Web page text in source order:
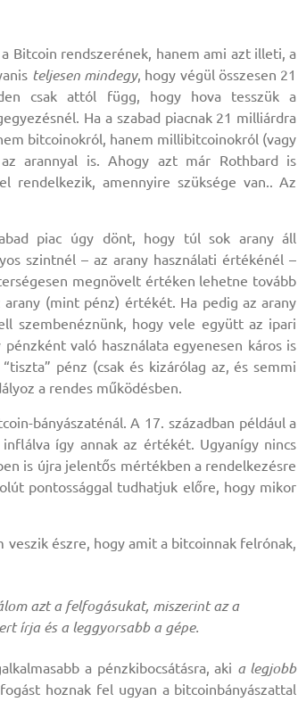
Bitcoin rendszerének, hanem ami azt illeti, a
teljesen mindegy, hogy végül összesen 21
csak attól függ, hogy hova tesszük a
Ha a szabad piacnak 21 milliárdra
bitcoinokról, hanem millibitcoinokról (vagy
arannyal is. Ahogy azt már Rothbard is
rendelkezik, amennyire szüksége van.. Az
piac úgy dönt, hogy túl sok arany áll
szintnél – az arany használati értékénél –
megnövelt értéken lehetne tovább
(mint pénz) értékét. Ha pedig az arany
szembenéznünk, hogy vele együtt az ipari
való használata egyenesen káros is
pénz (csak és kizárólag az, és semmi
a rendes működésben.
bányászaténál. A 17. században például a
így annak az értékét. Ugyanígy nincs
is újra jelentős mértékben a rendelkezésre
pontossággal tudhatjuk előre, hogy mikor
észre, hogy amit a bitcoinnak felrónak,
azt a felfogásukat, miszerint az a
írja és a leggyorsabb a gépe.
a pénzkibocsátásra, aki a legjobb
hoznak fel ugyan a bitcoinbányászattal